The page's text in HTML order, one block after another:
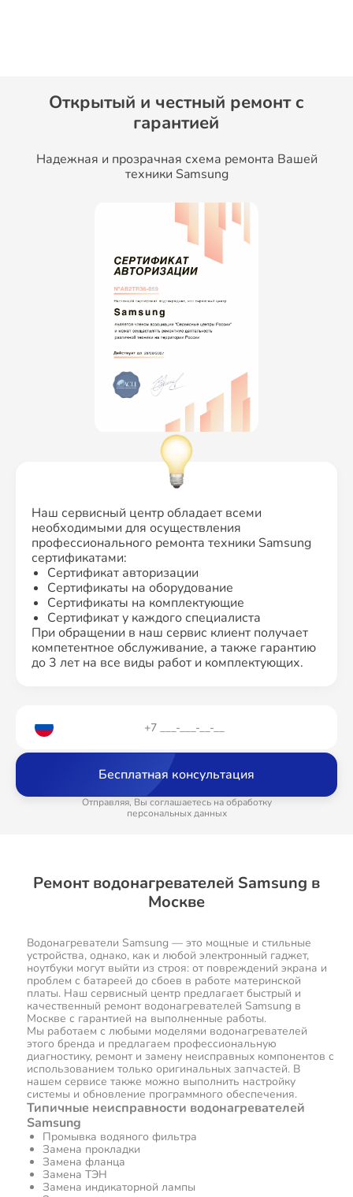
Открытый и честный ремонт c
гарантией
Надежная и прозрачная схема ремонта Вашей
техники Samsung
Наш сервисный центр обладает всеми
необходимыми для осуществления
профессионального ремонта техники Samsung
сертификатами:
Сертификат авторизации
Сертификаты на оборудование
Сертификаты на комплектующие
Сертификат у каждого специалиста
При обращении в наш сервис клиент получает
компетентное обслуживание, а также гарантию
до 3 лет на все виды работ и комплектующих.
Бесплатная консультация
Отправляя, Вы соглашаетесь на обработку
персональных данных
Ремонт водонагревателей Samsung в
Москве
Водонагреватели Samsung — это мощные и стильные
устройства, однако, как и любой электронный гаджет,
ноутбуки могут выйти из строя: от повреждений экрана и
проблем с батареей до сбоев в работе материнской
платы. Наш сервисный центр предлагает быстрый и
качественный ремонт водонагревателей Samsung в
Москве с гарантией на выполненные работы.
Мы работаем с любыми моделями водонагревателей
этого бренда и предлагаем профессиональную
диагностику, ремонт и замену неисправных компонентов с
использованием только оригинальных запчастей. В
нашем сервисе также можно выполнить настройку
системы и обновление программного обеспечения.
Типичные неисправности водонагревателей
Samsung
Промывка водяного фильтра
Замена прокладки
Замена фланца
Замена ТЭН
Замена индикаторной лампы